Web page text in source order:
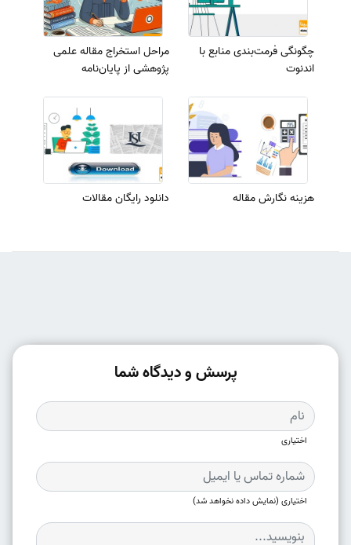
چگونگی فرمت‌بندی منابع با
اندنوت
مراحل استخراج مقاله علمی
پژوهشی از پایان‌نامه
هزینه نگارش مقاله دانلود رایگان مقالات
پرسش و دیدگاه شما
اختیاری
اختیاری (نمایش داده نخواهد شد)